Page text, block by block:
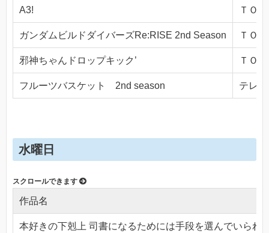
A3! ＴＯ
ガンダムビルドダイバーズRe:RISE 2nd Season ＴＯ
邪神ちゃんドロップキック’ ＴＯ
フルーツバスケット 2nd season テレ
水曜日
作品名
本好きの下剋上 司書になるためには手段を選んでいられ